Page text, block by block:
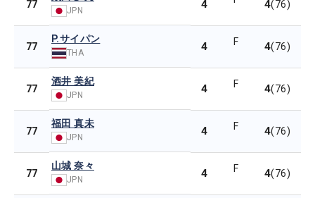
77
JPN 4 4(76)
77
P.サイパン
THA 4 F 4(76)
77
酒井 美紀
JPN 4 F 4(76)
77
福田 真未
JPN 4 F 4(76)
77
山城 奈々
JPN 4 F 4(76)